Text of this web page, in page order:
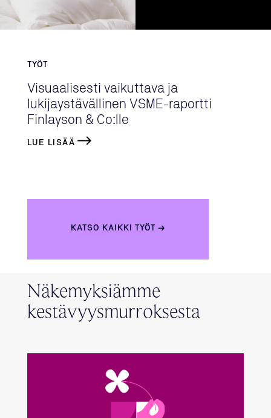
TYÖT
Visuaalisesti vaikuttava ja
lukijaystävällinen VSME-raportti
Finlayson & Co:lle
LUE LISÄÄ
KATSO KAIKKI TYÖT →
Näkemyksiämme
kestävyysmurroksesta